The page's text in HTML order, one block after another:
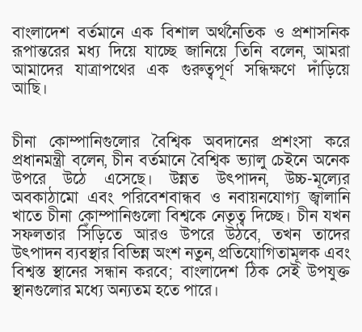
বাংলাদেশ বর্তমানে এক বিশাল অর্থনৈতিক ও প্রশাসনিক
রূপান্তরের মধ্য দিয়ে যাচ্ছে জানিয়ে তিনি বলেন, আমরা
আমাদের যাত্রাপথের এক গুরুত্বপূর্ণ সন্ধিক্ষণে দাঁড়িয়ে
আছি।
চীনা কোম্পানিগুলোর বৈশ্বিক অবদানের প্রশংসা করে
প্রধানমন্ত্রী বলেন, চীন বর্তমানে বৈশ্বিক ভ্যালু চেইনে অনেক
উপরে উঠে এসেছে। উন্নত উৎপাদন, উচ্চ-মূল্যের
অবকাঠামো এবং পরিবেশবান্ধব ও নবায়নযোগ্য জ্বালানি
খাতে চীনা কোম্পানিগুলো বিশ্বকে নেতৃত্ব দিচ্ছে। চীন যখন
সফলতার সিঁড়িতে আরও উপরে উঠবে, তখন তাদের
উৎপাদন ব্যবস্থার বিভিন্ন অংশ নতুন, প্রতিযোগিতামূলক এবং
বিশ্বস্ত স্থানের সন্ধান করবে; বাংলাদেশ ঠিক সেই উপযুক্ত
স্থানগুলোর মধ্যে অন্যতম হতে পারে।